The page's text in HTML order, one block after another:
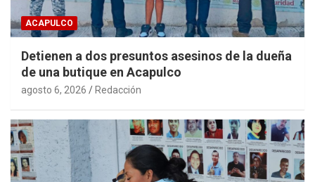
ACAPULCO
Detienen a dos presuntos asesinos de la dueña
de una butique en Acapulco
agosto 6, 2026 Redacción